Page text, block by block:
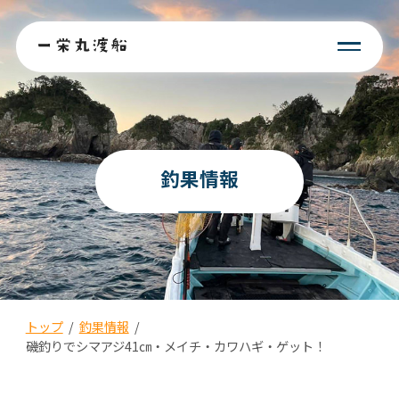
釣果情報
トップ/ 釣果情報 /
磯釣りでシマアジ41㎝・メイチ・カワハギ・ゲット！